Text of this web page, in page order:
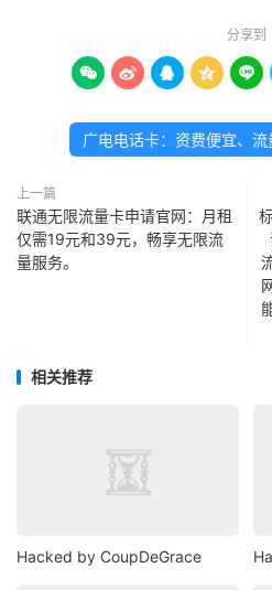
分享到
    
广电电话卡：资费便宜、流
上一篇
联通无限流量卡申请官网：月租
仅需19元和39元，畅享无限流
量服务。
相关推荐
Hacked by CoupDeGrace